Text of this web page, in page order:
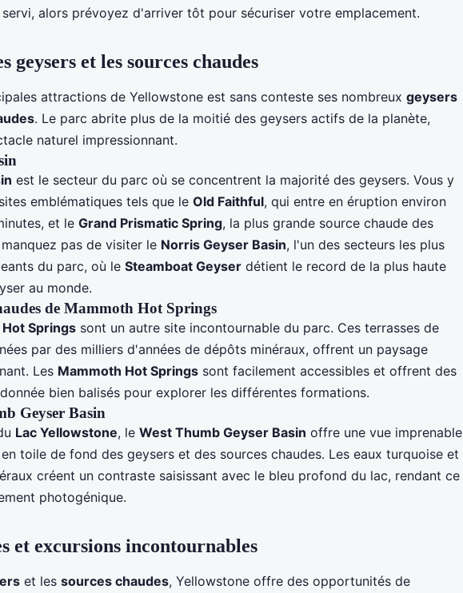
alors prévoyez d'arriver tôt pour sécuriser votre emplacement.
geysers et les sources chaudes
attractions de Yellowstone est sans conteste ses nombreux geysers
. Le parc abrite plus de la moitié des geysers actifs de la planète,
naturel impressionnant.
est le secteur du parc où se concentrent la majorité des geysers. Vous y
emblématiques tels que le Old Faithful, qui entre en éruption environ
et le Grand Prismatic Spring, la plus grande source chaude des
pas de visiter le Norris Geyser Basin, l'un des secteurs les plus
du parc, où le Steamboat Geyser détient le record de la plus haute
au monde.
de Mammoth Hot Springs
Springs sont un autre site incontournable du parc. Ces terrasses de
par des milliers d'années de dépôts minéraux, offrent un paysage
Les Mammoth Hot Springs sont facilement accessibles et offrent des
bien balisés pour explorer les différentes formations.
Geyser Basin
Lac Yellowstone, le West Thumb Geyser Basin offre une vue imprenable
toile de fond des geysers et des sources chaudes. Les eaux turquoise et
créent un contraste saisissant avec le bleu profond du lac, rendant ce
photogénique.
et excursions incontournables
et les sources chaudes, Yellowstone offre des opportunités de